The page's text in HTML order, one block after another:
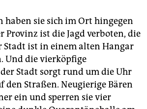
haben sie sich im Ort hingegen
Provinz ist die Jagd verboten, die
ist in einem alten Hangar
Und die vierköpfige
Stadt sorgt rund um die Uhr
den Straßen. Neugierige Bären
ein und sperren sie vier